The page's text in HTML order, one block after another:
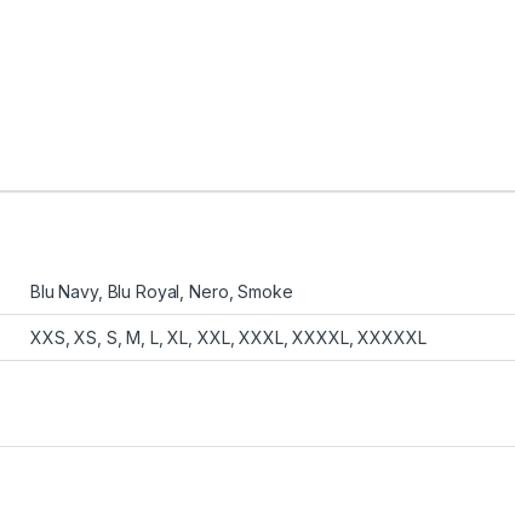
Blu Navy, Blu Royal, Nero, Smoke
XXS, XS, S, M, L, XL, XXL, XXXL, XXXXL, XXXXXL